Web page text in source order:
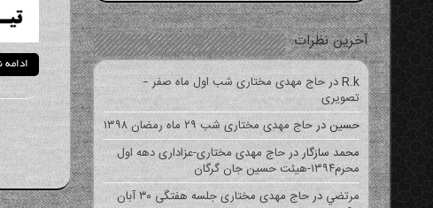
ادامه
آخرین نظرات
R.kدرحاج مهدی مختاری شب اول ماه صفر –
تصویری
حسیندرحاج مهدی مختاری شب ۲۹ ماه رمضان ۱۳۹۸
محمد سازگاردرحاج مهدی مختاری-عزاداری دهه اول
محرم۱۳۹۴-هیئت حسین جان گرگان
مرتضيدر
حاج مهدی مختاری جلسه هفتگی ۳۰ آبان